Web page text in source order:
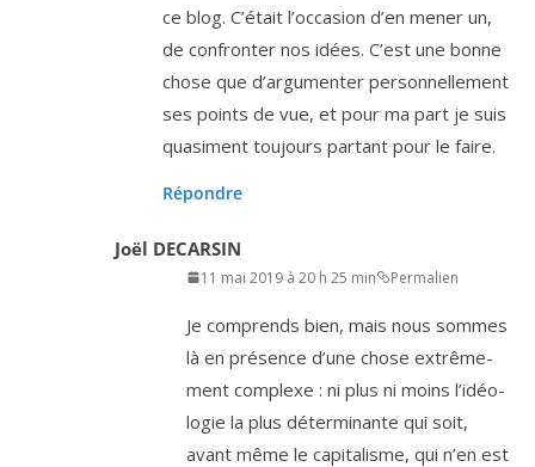
ce blog. C’était l’oc­ca­sion d’en mener un,
de confron­ter nos idées. C’est une bonne
chose que d’ar­gu­men­ter per­son­nel­le­ment
ses points de vue, et pour ma part je suis
qua­si­ment tou­jours par­tant pour le faire.
Répondre
Joël DECARSIN
11 mai 2019 à 20 h 25 min Permalien
Je com­prends bien, mais nous sommes
là en pré­sence d’une chose extrê­me­
ment com­plexe : ni plus ni moins l’i­déo­
lo­gie la plus déter­mi­nante qui soit,
avant même le capi­ta­lisme, qui n’en est